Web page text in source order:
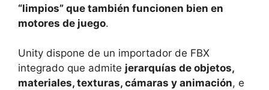
“limpios” que también funcionen bien en
motores de juego.
Unity dispone de un importador de FBX
integrado que admite jerarquías de objetos,
materiales, texturas, cámaras y animación, e